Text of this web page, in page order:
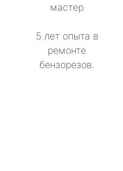
мастер
5 лет опыта в
ремонте
бензорезов.